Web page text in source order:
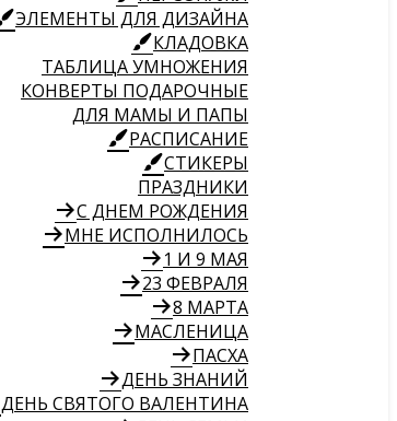
ЭЛЕМЕНТЫ ДЛЯ ДИЗАЙНА
КЛАДОВКА
ТАБЛИЦА УМНОЖЕНИЯ
КОНВЕРТЫ ПОДАРОЧНЫЕ
ДЛЯ МАМЫ И ПАПЫ
РАСПИСАНИЕ
СТИКЕРЫ
ПРАЗДНИКИ
С ДНЕМ РОЖДЕНИЯ
МНЕ ИСПОЛНИЛОСЬ
1 И 9 МАЯ
23 ФЕВРАЛЯ
8 МАРТА
МАСЛЕНИЦА
ПАСХА
ДЕНЬ ЗНАНИЙ
ДЕНЬ СВЯТОГО ВАЛЕНТИНА